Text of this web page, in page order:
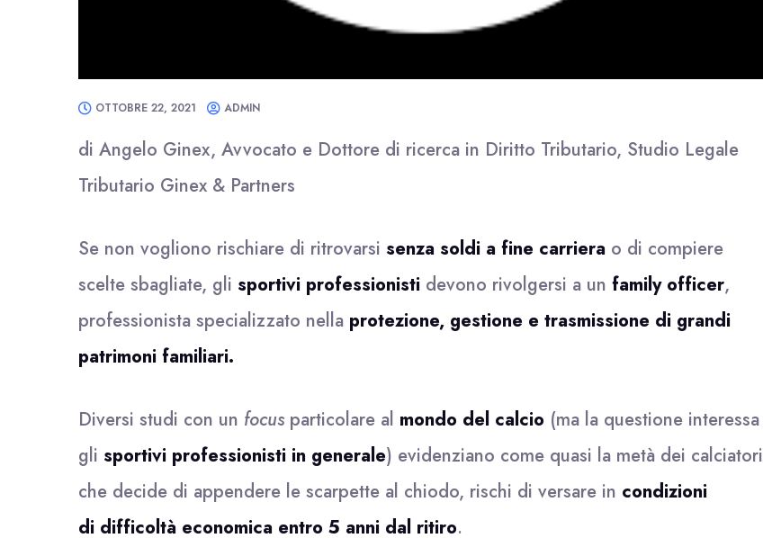
OTTOBRE 22, 2021 ADMIN
di Angelo Ginex, Avvocato e Dottore di ricerca in Diritto Tributario, Studio Legale
Tributario Ginex & Partners
Se non vogliono rischiare di ritrovarsi senza soldi a fine carriera o di compiere
scelte sbagliate, gli sportivi professionisti devono rivolgersi a un family officer,
professionista specializzato nella protezione, gestione e trasmissione di grandi
patrimoni familiari.
Diversi studi con un focus particolare al mondo del calcio (ma la questione interessa
gli sportivi professionisti in generale) evidenziano come quasi la metà dei calciatori
che decide di appendere le scarpette al chiodo, rischi di versare in condizioni
di difficoltà economica entro 5 anni dal ritiro.